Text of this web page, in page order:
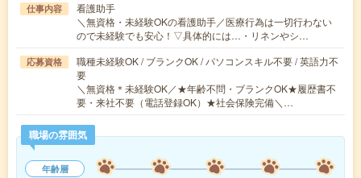
仕事内容
看護助手
＼無資格・未経験OKの看護助手／医療行為は一切行わない
ので未経験でも安心！▽具体的には…・リネンやシ…
応募資格
職種未経験OK / ブランクOK / パソコンスキル不要 / 英語力不
要
＼無資格＊未経験OK／★年齢不問・ブランクOK★履歴書不
要・来社不要（電話登録OK）★社会保険完備＼…
職場の雰囲気
年齢層